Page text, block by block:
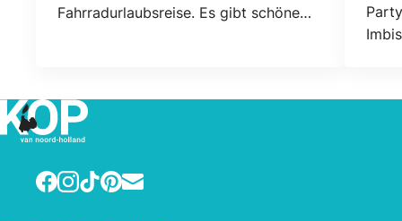
Fahrradurlaubsreise. Es gibt schöne
Besitzern vermietet.
Facebook
Instagram
TikTokPinterest
E-mail